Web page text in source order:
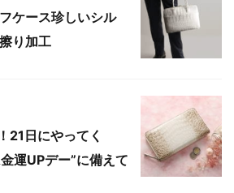
ケース珍しいシル
り加工
21日にやってく
運UPデー”に備えて